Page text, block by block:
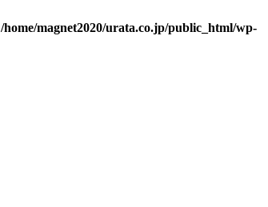
/home/magnet2020/urata.co.jp/public_html/wp-